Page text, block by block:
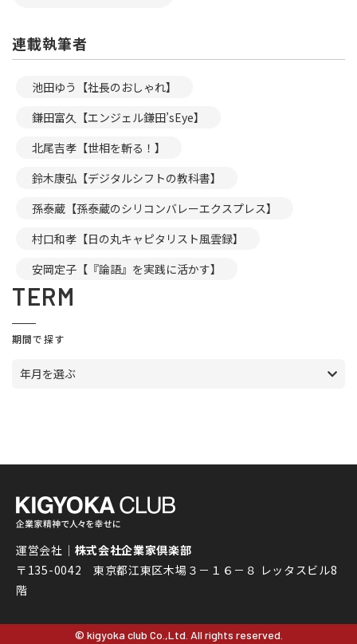
連載執筆者
池田ゆう【社長のおしゃれ】
鎌田富久【エンジェル鎌田’sEye】
北尾吉孝【世相を斬る！】
鈴木康弘【デジタルシフトの教科書】
孫泰蔵【孫泰蔵のシリコンバレーエクスプレス】
村口和孝【日の丸キャピタリスト風雲録】
安岡定子【『論語』を実践に活かす】
TERM
期間で探す
年月を選ぶ
運営会社｜ 株式会社企業家倶楽部
〒135-0042 東京都江東区木場３－１６－８ レッタスビル8
階
© kigyoka club Co.,Ltd. All rights reserved.